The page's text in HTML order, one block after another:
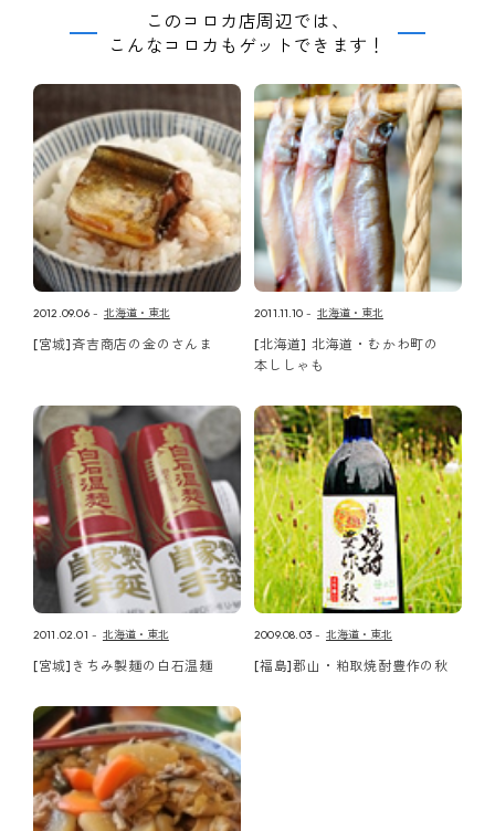
このコロカ店周辺では、
こんなコロカもゲットできます！
2012.09.06 北海道・東北
[宮城]斉吉商店の金のさんま
2011.11.10 北海道・東北
[北海道] 北海道・むかわ町の
本ししゃも
2011.02.01 北海道・東北
[宮城]きちみ製麺の白石温麺
2009.08.03 北海道・東北
[福島]郡山・粕取焼酎豊作の秋